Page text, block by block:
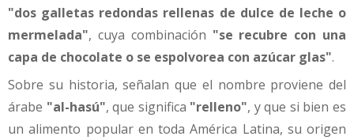
"dos galletas redondas rellenas de dulce de leche o
mermelada", cuya combinación "se recubre con una
capa de chocolate o se espolvorea con azúcar glas".
Sobre su historia, señalan que el nombre proviene del
árabe "al-hasú", que significa "relleno", y que si bien es
un alimento popular en toda América Latina, su origen